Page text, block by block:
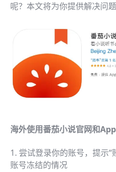
呢？本文将为你提供解决问
海外使用番茄小说官网和
1. 尝试登录你的账号，提示
账号冻结的情况